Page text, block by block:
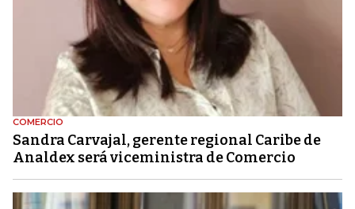
COMERCIO
Sandra Carvajal, gerente regional Caribe de
Analdex será viceministra de Comercio